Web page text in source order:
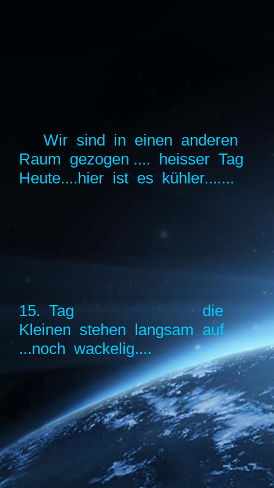
Wir sind in einen anderen
Raum gezogen .... heisser Tag
Heute....hier ist es kühler.......
15. Tag die
Kleinen stehen langsam auf
...noch wackelig....